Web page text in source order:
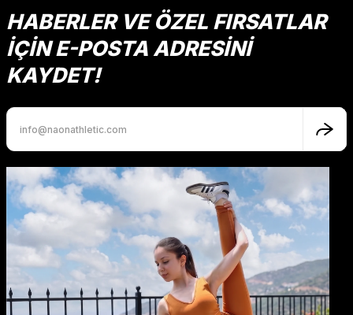
Ürün resmi kalitesiz, bozuk veya görüntülenemiyor.
Ürün açıklamasında eksik bilgiler bulunuyor.
Ürün fiyatı diğer sitelerden daha pahalı.
Bu ürüne benzer farklı alternatifler olmalı.
Gönder
HABERLER VE ÖZEL FIRSATLAR
İÇİN E-POSTA ADRESİNİ
KAYDET!